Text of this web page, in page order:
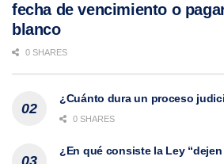
fecha de vencimiento o
blanco
0 SHARES
¿Cuánto dura un proceso
0 SHARES
¿En qué consiste la Ley